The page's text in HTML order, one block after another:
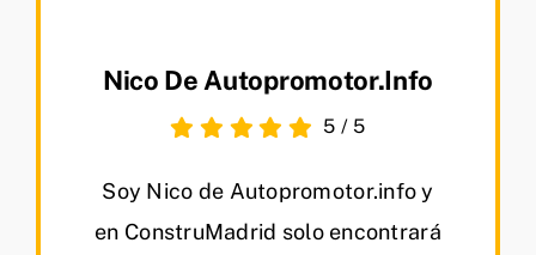
Nico De Autopromotor.info
5 / 5
Soy Nico de Autopromotor.info y
en ConstruMadrid solo encontrará